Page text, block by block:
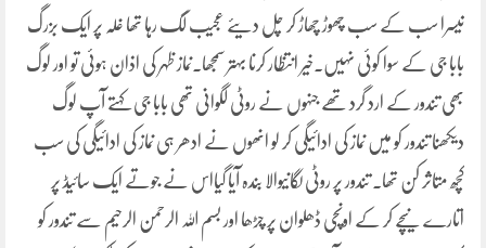
تیسرا سب کے سب چھوڑ چھاڑ کر چل دیئے عجیب لگ رہا تھا غلہ پر ایک بزرگ
بابا جی کے سوا کوئی نہیں۔خیر انتظار کرنا بہتر سمجھا۔نماز ظہر کی اذان ہوئی تو اور لوگ
بھی تندور کے ارد گرد تھے جنہوں نے روٹی لگوانی تھی بابا جی کہتے آپ لوگ
دیکھنا تندور کو میں نماز کی ادائیگی کر لو انھوں نے ادھر ہی نماز کی ادائیگی کی سب
کچھ متاثر کن تھا۔ تندور پر روٹی لگانیوالا بندہ آیا گیااس نے جوتے ایک سائیڈ پر
اتارے نیچے کر کے اونچی ڈھلوان پر چڑھا اور بسم اللہ الرحمن الرحیم سے تندور کو